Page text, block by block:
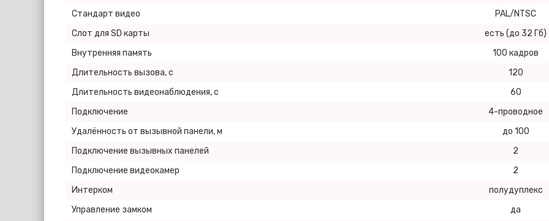
Стандарт видео
PAL/NTSC
Слот для SD карты
есть (до 32 Гб)
Внутренняя память
100 кадров
Длительность вызова, с
120
Длительность видеонаблюдения, с
60
Подключение
4-проводное
Удалённость от вызывной панели, м
до 100
Подключение вызывных панелей
2
Подключение видеокамер
2
Интерком
полудуплекс
Управление замком
да